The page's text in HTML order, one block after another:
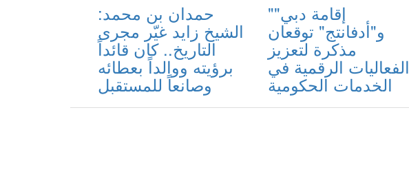
حمدان بن محمد:
الشيخ زايد غيّر مجرى
التاريخ.. كان قائداً
برؤيته ووالداً بعطائه
وصانعاً للمستقبل
"إقامة دبي"
و"أدفانتج" توقعان
مذكرة لتعزيز
الفعاليات الرقمية في
الخدمات الحكومية